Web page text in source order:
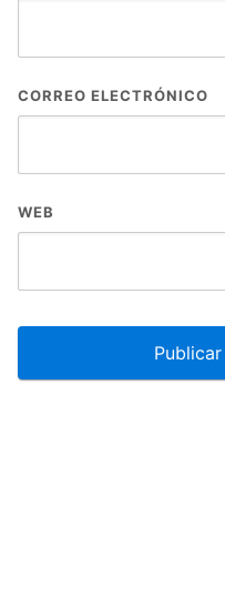
CORREO ELECTRÓNICO
WEB